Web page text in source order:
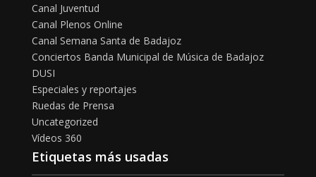
Canal Juventud
Canal Plenos Online
Canal Semana Santa de Badajoz
Conciertos Banda Municipal de Música de Badajoz
DUSI
Especiales y reportajes
Ruedas de Prensa
Uncategorized
Vídeos 360
Etiquetas más usadas